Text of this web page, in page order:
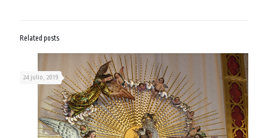
Related posts
24 julio, 2019